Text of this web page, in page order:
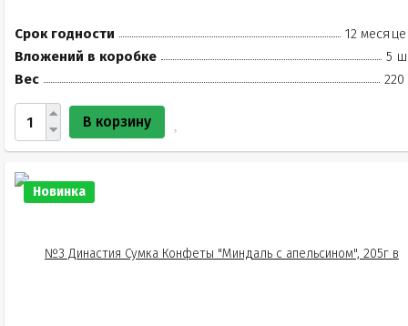
Срок годности
12
Вложений в коробке
5
Вес
220
В корзину
Новинка